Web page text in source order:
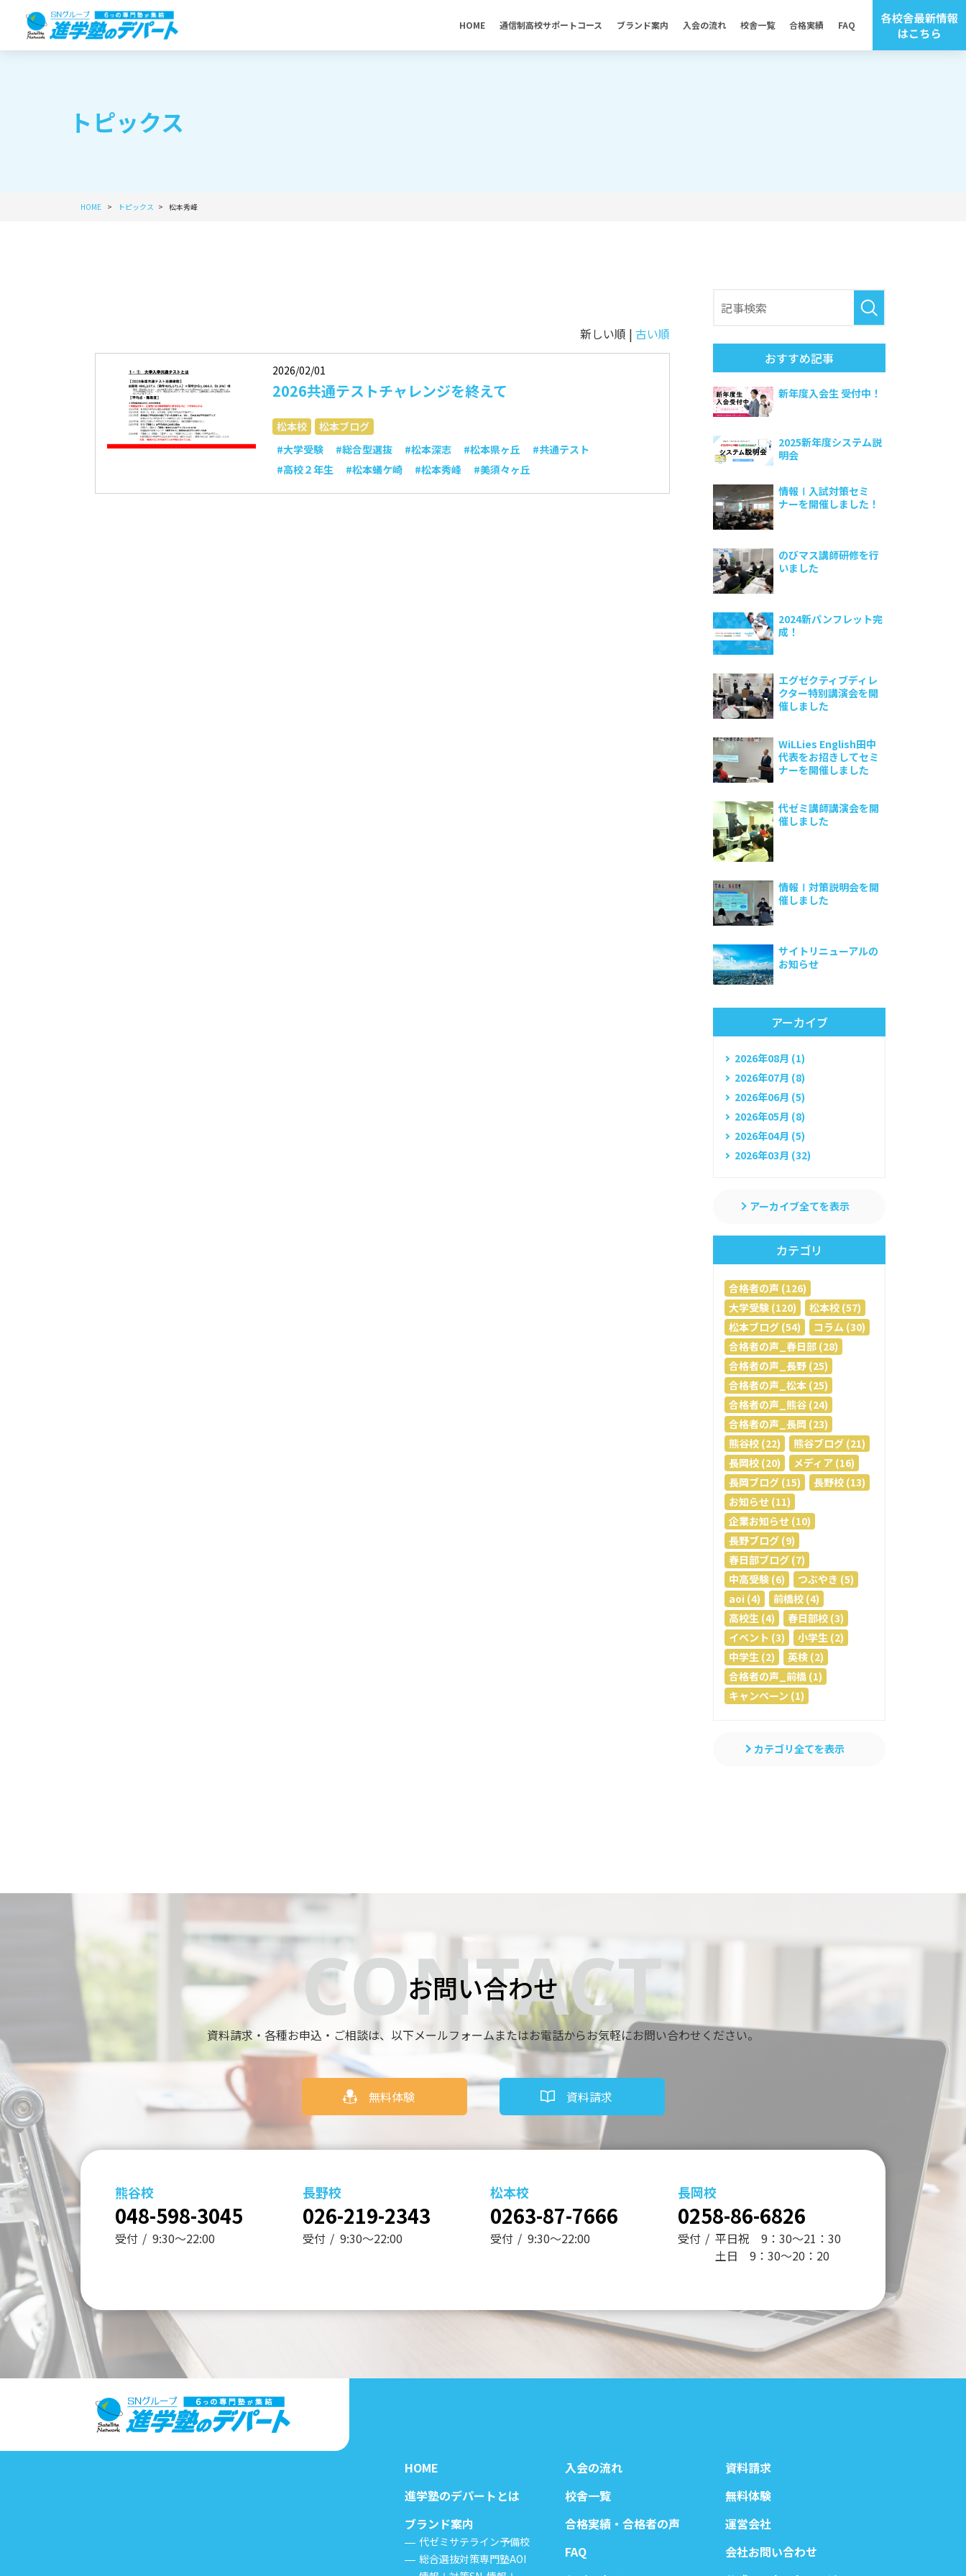
HOME 通信制高校サポートコース ブランド案内 入会の流れ 校舎一覧 合格実績 FAQ
トピックス
HOME トピックス 松本秀峰
新しい順 | 古い順
2026/02/01
2026共通テストチャレンジを終えて
松本校
松本ブログ
#大学受験
#総合型選抜 #松本深志 #松本県ヶ丘
#共通テスト
#高校２年生
#松本蟻ケ崎 #松本秀峰 #美須々ヶ丘
おすすめ記事
新年度入会生 受付中！
2025新年度システム説
明会
情報Ⅰ入試対策セミ
ナーを開催しました！
のびマス講師研修を行
いました
2024新パンフレット完
成！
エグゼクティブディレ
クター特別講演会を開
催しました
WiLLies English田中
代表をお招きしてセミ
ナーを開催しました
代ゼミ講師講演会を開
催しました
情報Ⅰ対策説明会を開
催しました
サイトリニューアルの
お知らせ
アーカイブ
2026年08月 (1)
2026年07月 (8)
2026年06月 (5)
2026年05月 (8)
2026年04月 (5)
2026年03月 (32)
アーカイブ全てを表示
カテゴリ
合格者の声 (126)
大学受験 (120)
松本校 (57)
松本ブログ (54)
コラム (30)
合格者の声_春日部 (28)
合格者の声_長野 (25)
合格者の声_松本 (25)
合格者の声_熊谷 (24)
合格者の声_長岡 (23)
熊谷校 (22)
熊谷ブログ (21)
長岡校 (20)
メディア (16)
長岡ブログ (15)
長野校 (13)
お知らせ (11)
企業お知らせ (10)
長野ブログ (9)
春日部ブログ (7)
中高受験 (6)
つぶやき (5)
aoi (4)
前橋校 (4)
高校生 (4)
春日部校 (3)
イベント (3)
小学生 (2)
中学生 (2)
英検 (2)
合格者の声_前橋 (1)
キャンペーン (1)
カテゴリ全てを表示
お問い合わせ
資料請求・各種お申込・ご相談は、 以下メールフォームまたはお電話からお気軽にお問い合わせください。
無料体験 資料請求
熊谷校
048-598-3045
受付 9:30～22:00
長野校
026-219-2343
受付 9:30～22:00
松本校
0263-87-7666
受付 9:30～22:00
長岡校
0258-86-6826
受付
平日祝 9：30～21：30
土日 9：30～20：20
HOME
進学塾のデパートとは
ブランド案内
代ゼミサテライン予備校
総合選抜対策専門塾AOI
入会の流れ
校舎一覧
合格実績・合格者の声
FAQ
資料請求
無料体験
運営会社
会社お問い合わせ